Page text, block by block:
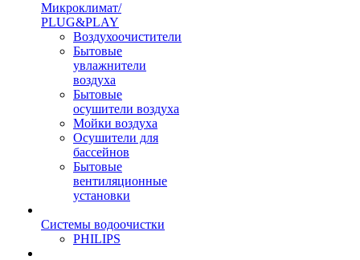
Микроклимат/
PLUG&PLAY
Воздухоочистители
Бытовые
увлажнители
воздуха
Бытовые
осушители воздуха
Мойки воздуха
Осушители для
бассейнов
Бытовые
вентиляционные
установки
Системы водоочистки
PHILIPS